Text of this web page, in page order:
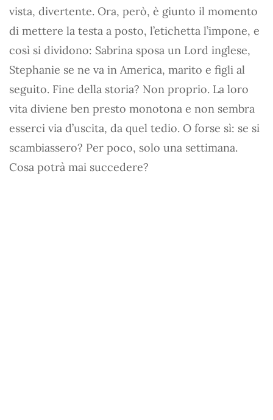
vista, divertente. Ora, però, è giunto il momento
di mettere la testa a posto, l’etichetta l’impone, e
così si dividono: Sabrina sposa un Lord inglese,
Stephanie se ne va in America, marito e figli al
seguito. Fine della storia? Non proprio. La loro
vita diviene ben presto monotona e non sembra
esserci via d’uscita, da quel tedio. O forse sì: se si
scambiassero? Per poco, solo una settimana.
Cosa potrà mai succedere?